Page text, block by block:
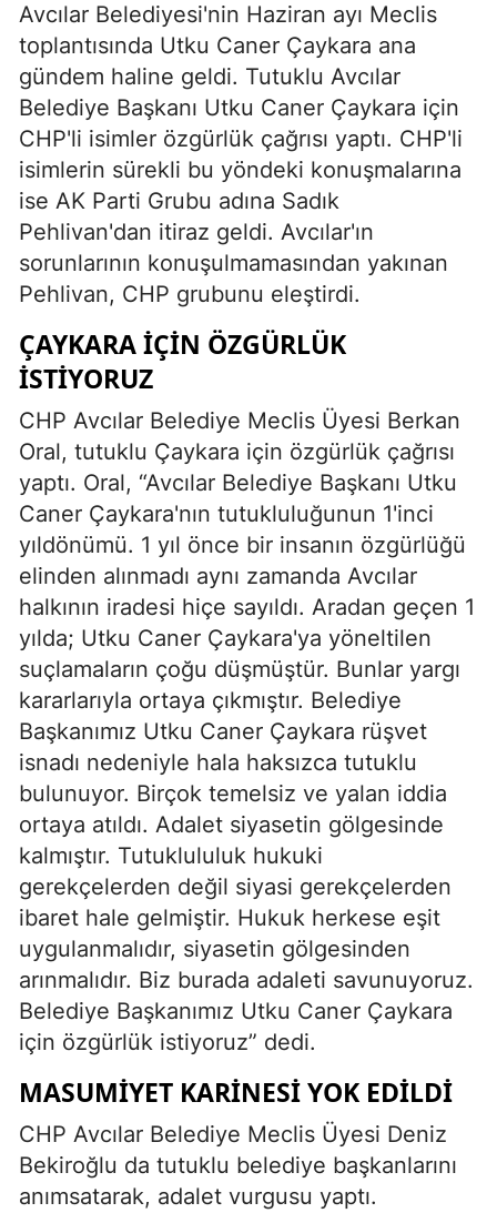
Avcılar Belediyesi'nin Haziran ayı Meclis
toplantısında Utku Caner Çaykara ana
gündem haline geldi. Tutuklu Avcılar
Belediye Başkanı Utku Caner Çaykara için
CHP'li isimler özgürlük çağrısı yaptı. CHP'li
isimlerin sürekli bu yöndeki konuşmalarına
ise AK Parti Grubu adına Sadık
Pehlivan'dan itiraz geldi. Avcılar'ın
sorunlarının konuşulmamasından yakınan
Pehlivan, CHP grubunu eleştirdi.
ÇAYKARA IÇIN ÖZGÜRLÜK
ISTIYORUZ
CHP Avcılar Belediye Meclis Üyesi Berkan
Oral, tutuklu Çaykara için özgürlük çağrısı
yaptı. Oral, “Avcılar Belediye Başkanı Utku
Caner Çaykara'nın tutukluluğunun 1'inci
yıldönümü. 1 yıl önce bir insanın özgürlüğü
elinden alınmadı aynı zamanda Avcılar
halkının iradesi hiçe sayıldı. Aradan geçen 1
yılda; Utku Caner Çaykara'ya yöneltilen
suçlamaların çoğu düşmüştür. Bunlar yargı
kararlarıyla ortaya çıkmıştır. Belediye
Başkanımız Utku Caner Çaykara rüşvet
isnadı nedeniyle hala haksızca tutuklu
bulunuyor. Birçok temelsiz ve yalan iddia
ortaya atıldı. Adalet siyasetin gölgesinde
kalmıştır. Tutuklululuk hukuki
gerekçelerden değil siyasi gerekçelerden
ibaret hale gelmiştir. Hukuk herkese eşit
uygulanmalıdır, siyasetin gölgesinden
arınmalıdır. Biz burada adaleti savunuyoruz.
Belediye Başkanımız Utku Caner Çaykara
için özgürlük istiyoruz” dedi.
MASUMIYET KARINESI YOK EDILDI
CHP Avcılar Belediye Meclis Üyesi Deniz
Bekiroğlu da tutuklu belediye başkanlarını
anımsatarak, adalet vurgusu yaptı.